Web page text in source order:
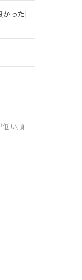
かった
低い順